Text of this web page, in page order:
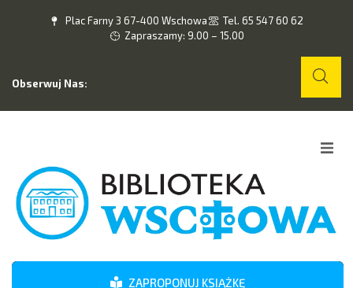
Plac Farny 3 67-400 Wschowa
Tel. 65 547 60 62
Zapraszamy: 9.00 – 15.00
Obserwuj Nas:
O nas
Wydarzenia
ZAPROPONUJ KSIĄŻKĘ